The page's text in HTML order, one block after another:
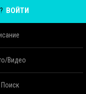
ВОЙТИ
Видео
Поиск